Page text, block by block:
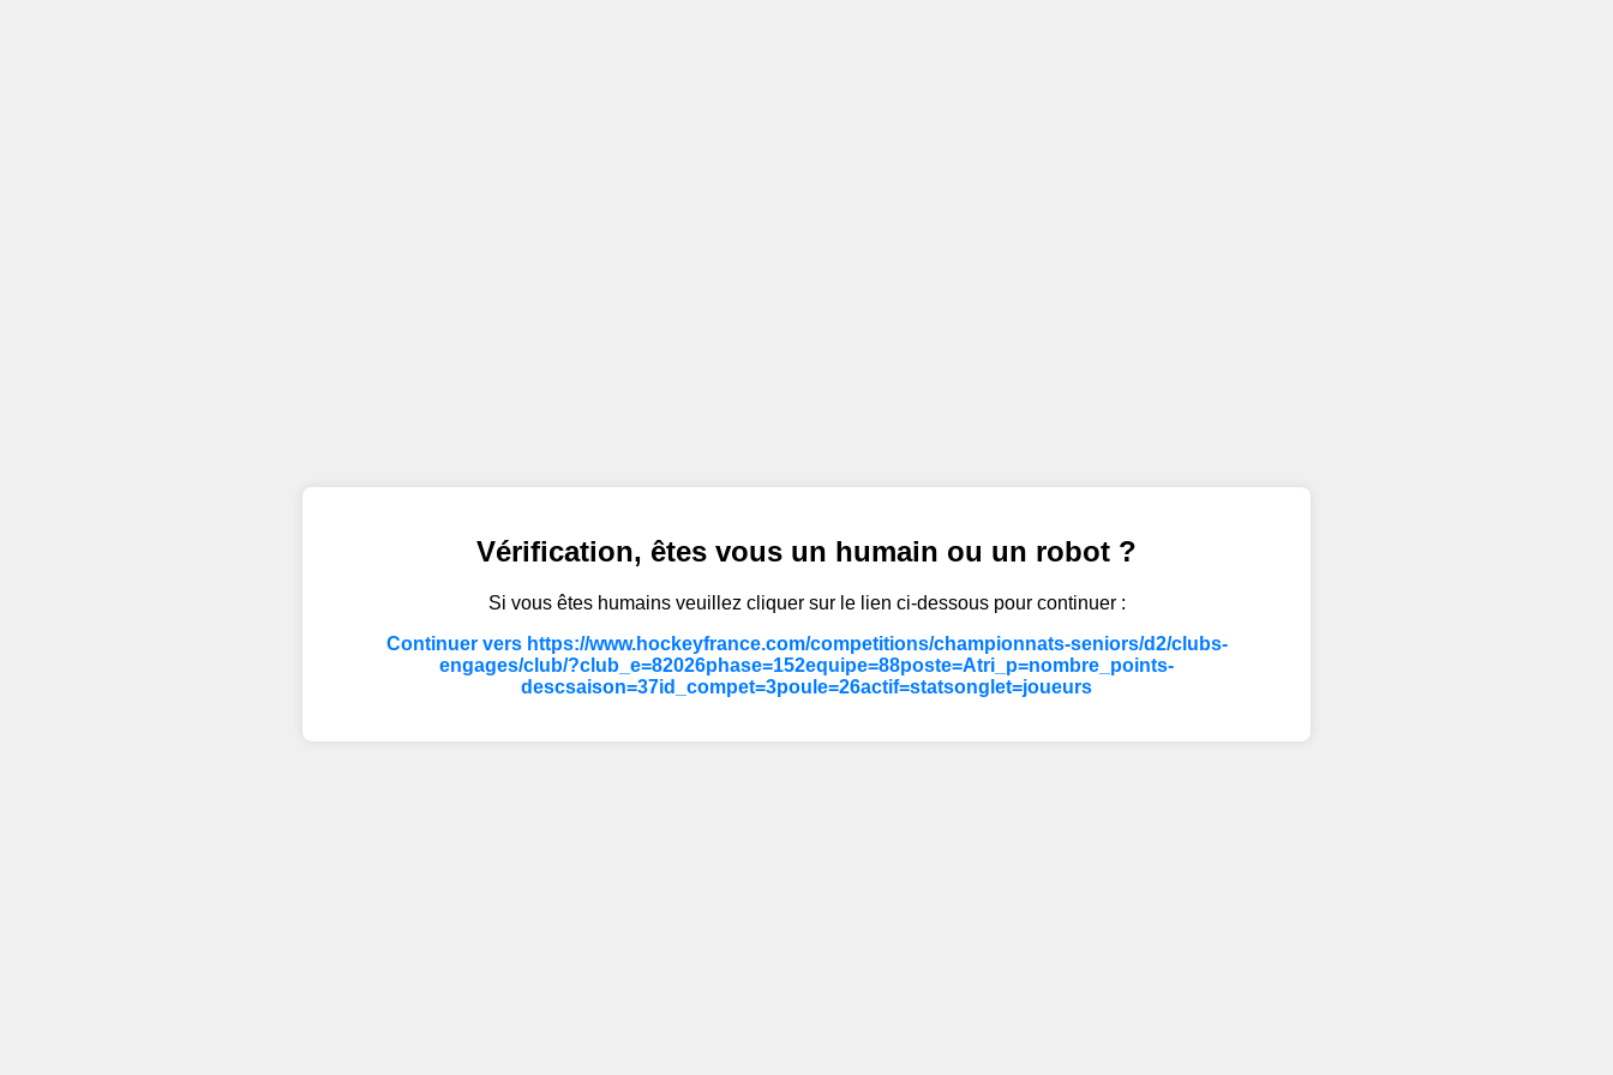
Vérification, êtes vous un humain ou un robot ?
Si vous êtes humains veuillez cliquer sur le lien ci-dessous pour continuer :
Continuer vers https://www.hockeyfrance.com/competitions/championnats-seniors/d2/clubs-
engages/club/?club_e=82026phase=152equipe=88poste=Atri_p=nombre_points-
descsaison=37id_compet=3poule=26actif=statsonglet=joueurs